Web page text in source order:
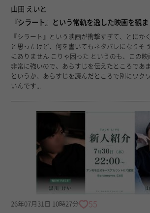
山田 えいと
『シラート』という常軌を逸した映画を観ま
『シラート』という映画が衝撃すぎて、とにか
と思ったけど、何を書いてもネタバレになりそ
にありません こりゃ困った というのも、この映画はサプライズ性が
非常に強いので、あらすじを伝えたところであ
というか、あらすじを読んだところで別にワク
いんです...
26年07月31日 10時27分 55